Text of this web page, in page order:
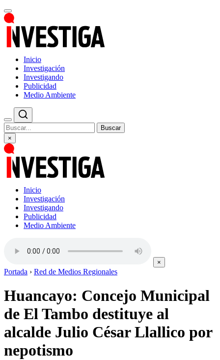
Inicio
Investigación
Investigando
Publicidad
Medio Ambiente
Buscar
×
Inicio
Investigación
Investigando
Publicidad
Medio Ambiente
×
Portada › Red de Medios Regionales
Huancayo: Concejo Municipal
de El Tambo destituye al
alcalde Julio César Llallico por
nepotismo